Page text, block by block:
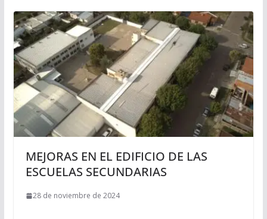
MEJORAS EN EL EDIFICIO DE LAS
ESCUELAS SECUNDARIAS
28 de noviembre de 2024